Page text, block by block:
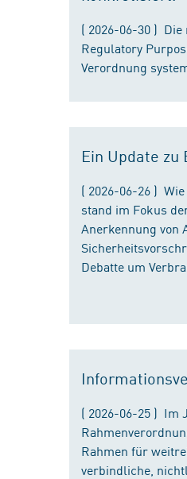
( 2026-06-30 )
Regulatory
Verordnung
Ein Update
( 2026-06-26 )
stand im Fokus
Anerkennung von
Debatte um
( 2026-06-25 ) Im
Rahmen für
verbindliche,